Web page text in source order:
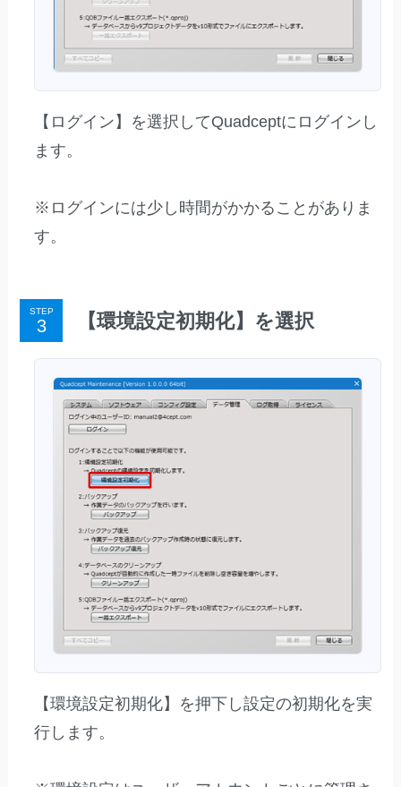
【ログイン】を選択してQuadceptにログインし
ます。
※ログインには少し時間がかかることがありま
す。
STEP 【環境設定初期化】を選択
【環境設定初期化】を押下し設定の初期化を実
行します。